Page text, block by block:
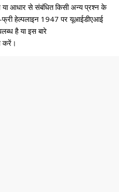
आधार से संबंधित किसी अन्य प्रश्न के
हेल्पलाइन 1947 पर यूआईडीएआई
है या इस बारे
करें।